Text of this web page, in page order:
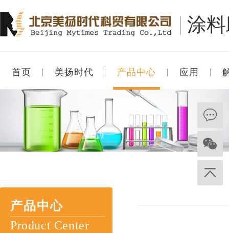
涂
首页 美扬时代 产品中心 应用
产品中心
Product Center